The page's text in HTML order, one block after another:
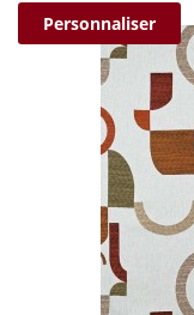
Personnaliser